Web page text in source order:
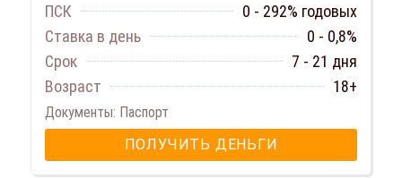
ПСК
0 - 292% годовых
Ставка в день
0 - 0,8%
Срок
7 - 21 дня
Возраст
18+
Документы: Паспорт
ПОЛУЧИТЬ ДЕНЬГИ